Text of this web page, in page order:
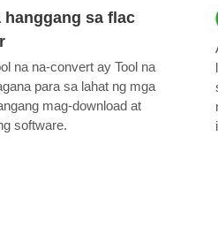
hanggang sa flac
na na-convert ay Tool na
para sa lahat ng mga
mag-download at
software.